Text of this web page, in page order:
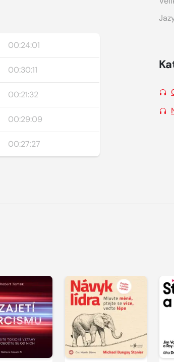
00:24:01
00:30:11
00:21:32
00:29:09
00:27:27
Přehrát
ukázku